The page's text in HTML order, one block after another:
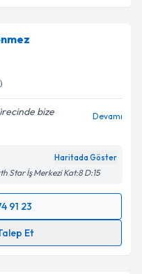
bize
Devamı
Haritada Göster
Star İş Merkezi Kat:8 D:15
91 23
Et